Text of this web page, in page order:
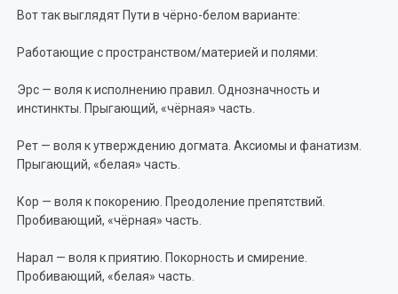
Вот так выглядят Пути в чёрно-белом варианте:
Работающие с пространством/материей и полями:
Эрс — воля к исполнению правил. Однозначность и
инстинкты. Прыгающий, «чёрная» часть.
Рет — воля к утверждению догмата. Аксиомы и фанатизм.
Прыгающий, «белая» часть.
Кор — воля к покорению. Преодоление препятствий.
Пробивающий, «чёрная» часть.
Нарал — воля к приятию. Покорность и смирение.
Пробивающий, «белая» часть.